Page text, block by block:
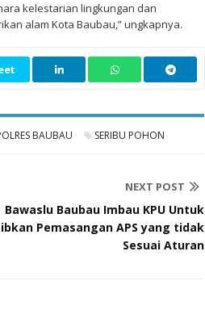
kelestarian lingkungan dan
alam Kota Baubau,” ungkapnya.
BAUBAU SERIBU POHON
NEXT POST
Bawaslu Baubau Imbau KPU Untuk
Pemasangan APS yang tidak
Sesuai Aturan